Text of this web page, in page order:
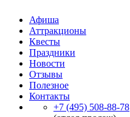
Афиша
Аттракционы
Квесты
Праздники
Новости
Отзывы
Полезное
Контакты
+7 (495) 508-88-78